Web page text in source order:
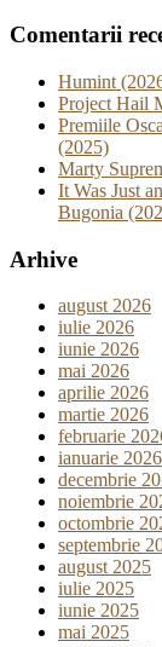
Comentarii
Humint
Project Hail
Premiile
(2025)
Marty
It Was Just
Bugonia
Arhive
august 2026
iulie 2026
iunie 2026
mai 2026
aprilie 2026
martie 2026
februarie
ianuarie 2026
decembrie
noiembrie
octombrie
septembrie
august 2025
iulie 2025
iunie 2025
mai 2025